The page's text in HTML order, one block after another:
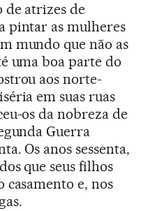
de atrizes de
pintar as mulheres
mundo que não as
uma boa parte do
aos norte-
em suas ruas
os da nobreza de
Guerra
Os anos sessenta,
que seus filhos
casamento e, nos